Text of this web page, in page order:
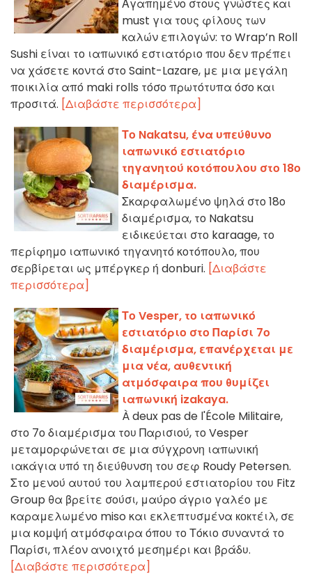
Αγαπημένο στους γνώστες και
must για τους φίλους των
καλών επιλογών: το Wrap’n Roll
Sushi είναι το ιαπωνικό εστιατόριο που δεν πρέπει
να χάσετε κοντά στο Saint-Lazare, με μια μεγάλη
ποικιλία από maki rolls τόσο πρωτότυπα όσο και
προσιτά. [Διαβάστε περισσότερα]
Το Nakatsu, ένα υπεύθυνο
ιαπωνικό εστιατόριο
τηγανητού κοτόπουλου στο 18ο
διαμέρισμα.
Σκαρφαλωμένο ψηλά στο 18ο
διαμέρισμα, το Nakatsu
ειδικεύεται στο karaage, το
περίφημο ιαπωνικό τηγανητό κοτόπουλο, που
σερβίρεται ως μπέργκερ ή donburi. [Διαβάστε
περισσότερα]
Το Vesper, το ιαπωνικό
εστιατόριο στο Παρίσι 7ο
διαμέρισμα, επανέρχεται με
μια νέα, αυθεντική
ατμόσφαιρα που θυμίζει
ιαπωνική izakaya.
À deux pas de l'École Militaire,
στο 7ο διαμέρισμα του Παρισιού, το Vesper
μεταμορφώνεται σε μια σύγχρονη ιαπωνική
ιακάγια υπό τη διεύθυνση του σεφ Roudy Petersen.
Στο μενού αυτού του λαμπερού εστιατορίου του Fitz
Group θα βρείτε σούσι, μαύρο άγριο γαλέο με
καραμελωμένο miso και εκλεπτυσμένα кокτέιλ, σε
μια κομψή ατμόσφαιρα όπου το Τόκιο συναντά το
Παρίσι, πλέον ανοιχτό μεσημέρι και βράδυ.
[Διαβάστε περισσότερα]